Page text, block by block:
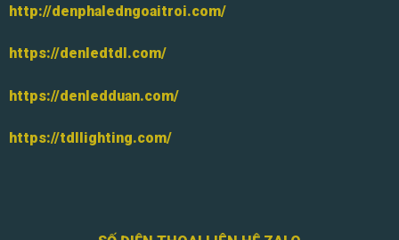
http://denphaledngoaitroi.com/
https://denledtdl.com/
https://denledduan.com/
https://tdllighting.com/